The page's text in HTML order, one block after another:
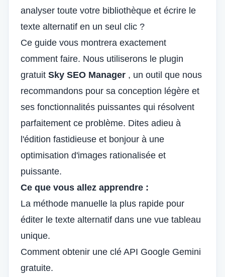
analyser toute votre bibliothèque et écrire le
texte alternatif en un seul clic ?
Ce guide vous montrera exactement
comment faire. Nous utiliserons le plugin
gratuit Sky SEO Manager , un outil que nous
recommandons pour sa conception légère et
ses fonctionnalités puissantes qui résolvent
parfaitement ce problème. Dites adieu à
l'édition fastidieuse et bonjour à une
optimisation d'images rationalisée et
puissante.
Ce que vous allez apprendre :
La méthode manuelle la plus rapide pour
éditer le texte alternatif dans une vue tableau
unique.
Comment obtenir une clé API Google Gemini
gratuite.